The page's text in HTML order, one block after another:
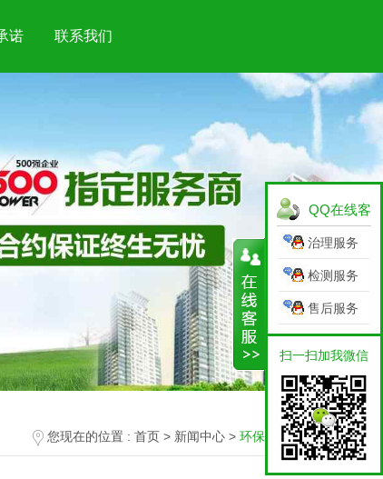
诺 联系我们
您现在的位置 : 首页 > 新闻中心 > 环保科普
QQ在线客
服
治理服务
检测服务
售后服务
扫一扫加我微信